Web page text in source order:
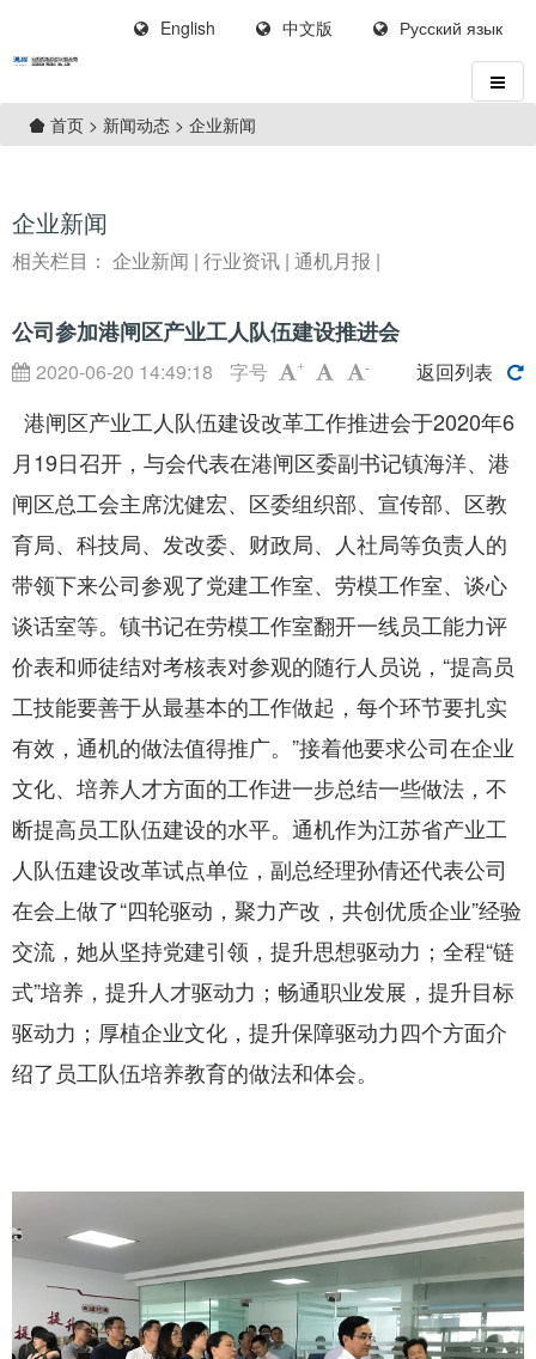
English 中文版 Русский язык
首页 > 新闻动态 > 企业新闻
企业新闻
相关栏目： 企业新闻 | 行业资讯 | 通机月报 |
公司参加港闸区产业工人队伍建设推进会
2020-06-20 14:49:18 字号 + - 返回列表
港闸区产业工人队伍建设改革工作推进会于2020年6
月19日召开，与会代表在港闸区委副书记镇海洋、港
闸区总工会主席沈健宏、区委组织部、宣传部、区教
育局、科技局、发改委、财政局、人社局等负责人的
带领下来公司参观了党建工作室、劳模工作室、谈心
谈话室等。镇书记在劳模工作室翻开一线员工能力评
价表和师徒结对考核表对参观的随行人员说，“提高员
工技能要善于从最基本的工作做起，每个环节要扎实
有效，通机的做法值得推广。”接着他要求公司在企业
文化、培养人才方面的工作进一步总结一些做法，不
断提高员工队伍建设的水平。通机作为江苏省产业工
人队伍建设改革试点单位，副总经理孙倩还代表公司
在会上做了“四轮驱动，聚力产改，共创优质企业”经验
交流，她从坚持党建引领，提升思想驱动力；全程“链
式”培养，提升人才驱动力；畅通职业发展，提升目标
驱动力；厚植企业文化，提升保障驱动力四个方面介
绍了员工队伍培养教育的做法和体会。